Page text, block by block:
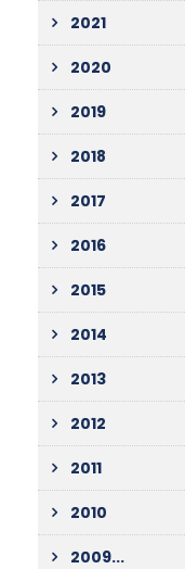
2021
2020
2019
2018
2017
2016
2015
2014
2013
2012
2011
2010
2009...